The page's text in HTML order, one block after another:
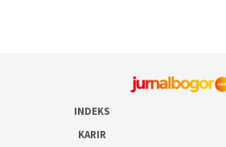
INDEKS
KARIR